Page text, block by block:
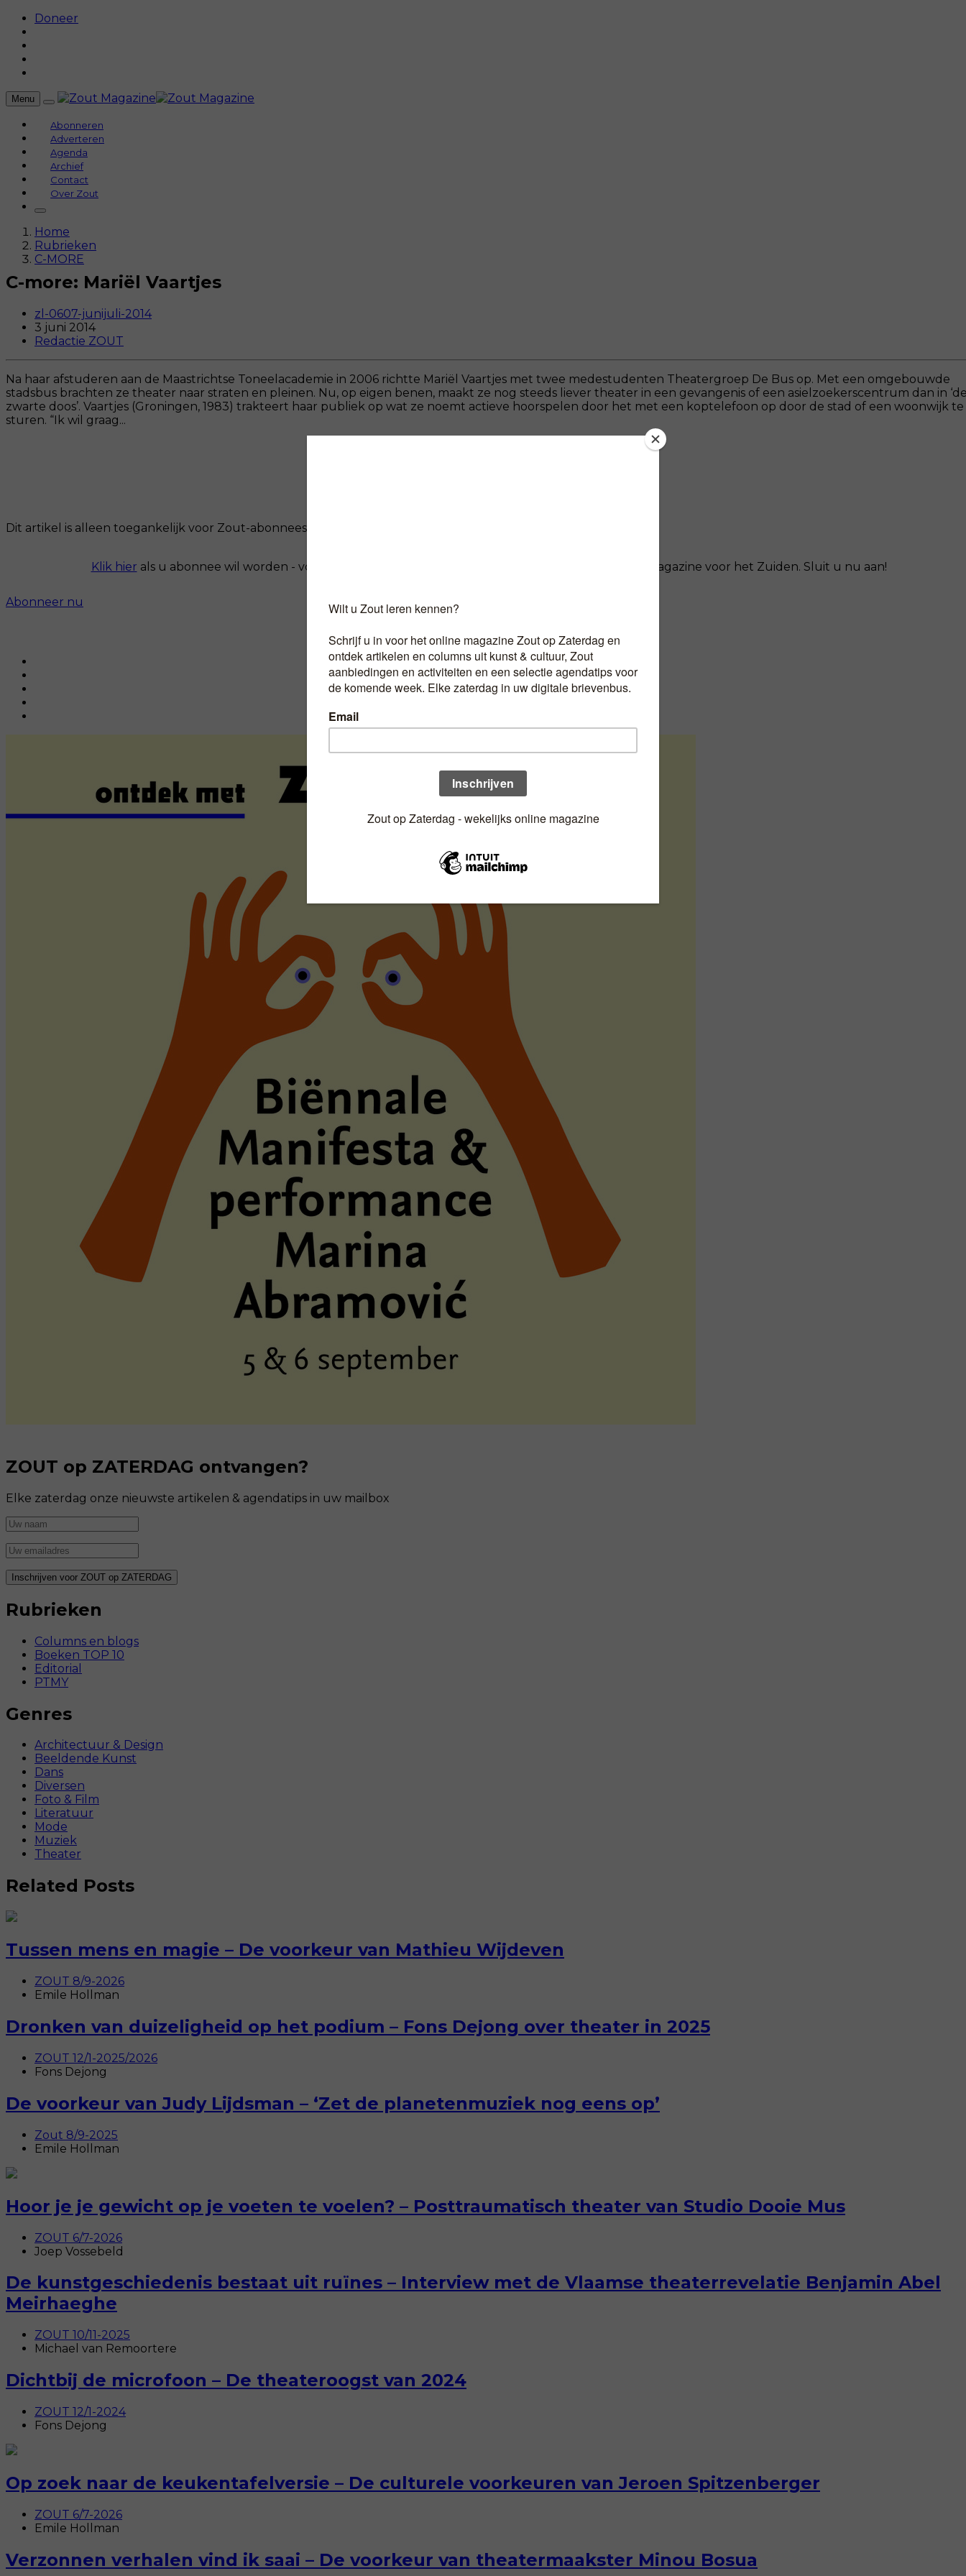
Doneer
Menu
Abonneren
Adverteren
Agenda
Archief
Contact
Over Zout
Home
Rubrieken
C-MORE
C-more: Mariël Vaartjes
zl-0607-junijuli-2014
3 juni 2014
Redactie ZOUT
Na haar afstuderen aan de Maastrichtse Toneelacademie in 2006 richtte Mariël Vaartjes met twee medestudenten Theatergroep De Bus op. Met een omgebouwde
stadsbus brachten ze theater naar straten en pleinen. Nu, op eigen benen, maakt ze nog steeds liever theater in een gevangenis of een asielzoekerscentrum dan in
zwarte doos’. Vaartjes (Groningen, 1983) trakteert haar publiek op wat ze noemt actieve hoorspelen door het met een koptelefoon op door de stad of een woonwijk te
sturen. “Ik wil graag...
Dit artikel is alleen toegankelijk voor Zout-abonnees.
Klik hier als u abonnee wil worden - voor 6,60 euro per maand ontvangt u het kunst- en cultuurmagazine voor het Zuiden. Sluit u nu aan!
Abonneer nu
ZOUT op ZATERDAG ontvangen?
Elke zaterdag onze nieuwste artikelen & agendatips in uw mailbox
Rubrieken
Columns en blogs
Boeken TOP 10
Editorial
PTMY
Genres
Architectuur & Design
Beeldende Kunst
Dans
Diversen
Foto & Film
Literatuur
Mode
Muziek
Theater
Related Posts
Tussen mens en magie – De voorkeur van Mathieu Wijdeven
ZOUT 8/9-2026
Emile Hollman
Dronken van duizeligheid op het podium – Fons Dejong over theater in 2025
ZOUT 12/1-2025/2026
Fons Dejong
De voorkeur van Judy Lijdsman – ‘Zet de planetenmuziek nog eens op’
Zout 8/9-2025
Emile Hollman
Hoor je je gewicht op je voeten te voelen? – Posttraumatisch theater van Studio Dooie Mus
ZOUT 6/7-2026
Joep Vossebeld
De kunstgeschiedenis bestaat uit ruïnes – Interview met de Vlaamse theaterrevelatie Benjamin Abel
Meirhaeghe
ZOUT 10/11-2025
Michael van Remoortere
Dichtbij de microfoon – De theateroogst van 2024
ZOUT 12/1-2024
Fons Dejong
Op zoek naar de keukentafelversie – De culturele voorkeuren van Jeroen Spitzenberger
ZOUT 6/7-2026
Emile Hollman
Verzonnen verhalen vind ik saai – De voorkeur van theatermaakster Minou Bosua